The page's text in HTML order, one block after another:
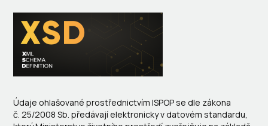
Údaje ohlašované prostřednictvím ISPOP se dle zákona
č. 25/2008 Sb. předávají elektronicky v datovém standardu,